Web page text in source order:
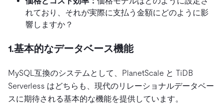
れており、それが実際に支払う金額にどのように影
響しますか？
1.基本的なデータベース機能
MySQL互換のシステムとして、PlanetScale と TiDB
Serverless はどちらも、現代のリレーショナルデータベー
スに期待される基本的な機能を提供しています。